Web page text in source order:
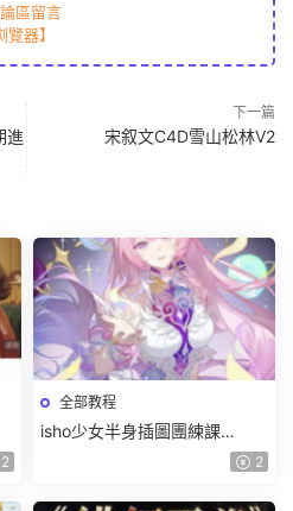
區留言
器】
進
下一篇
宋叙文C4D雪山松林V2
2
全部教程
isho少女半身插圖團練課
2026【畫質高清隻有視頻】 2